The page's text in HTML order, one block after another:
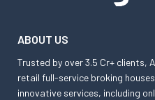
ABOUT US
Trusted by over 3.5 Cr+ clients,
retail full-service broking
innovative services, including